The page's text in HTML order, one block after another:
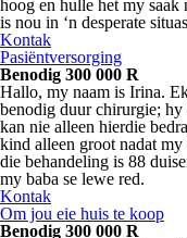
hoog en hulle het my saak
is nou in ‘n desperate
Kontak
Pasiëntversorging
Benodig 300 000 R
Hallo, my naam is Irina.
benodig duur chirurgie; hy
kan nie alleen hierdie
kind alleen groot nadat my
die behandeling is 88
my baba se lewe red.
Kontak
Om jou eie huis te koop
Benodig 300 000 R